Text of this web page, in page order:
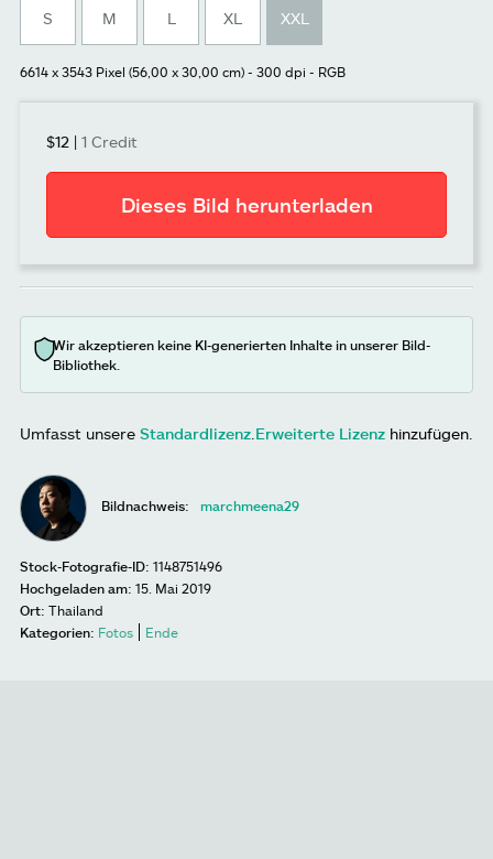
S M L XL XXL
6614 x 3543 Pixel (56,00 x 30,00 cm) - 300 dpi - RGB
$12 | 1 Credit
Dieses Bild herunterladen
Wir akzeptieren keine KI-generierten Inhalte in unserer Bild-
Bibliothek.
Umfasst unsere Standardlizenz Erweiterte Lizenz hinzufügen.
Bildnachweis: marchmeena29
Stock-Fotografie-ID: 1148751496
Hochgeladen am: 15. Mai 2019
Ort: Thailand
Kategorien: Fotos Ende